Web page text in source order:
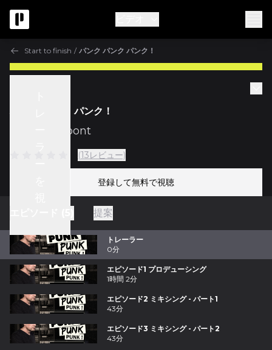
Start to finish / パンク パンク パンク！
パンク パンク パンク！
Fab Dupont
(13レビュー)
登録して無料で視聴
提案
トレーラー
0分
エピソード1 プロデューシング
1時間 2分
エピソード2 ミキシング - パート1
43分
エピソード3 ミキシング - パート2
43分